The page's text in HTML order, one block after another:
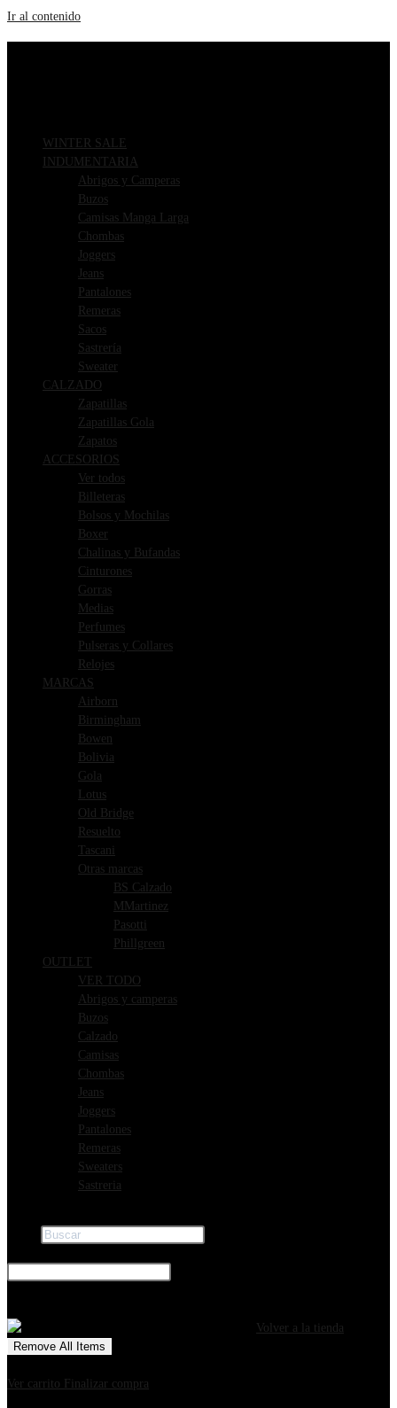
Ir al contenido
WINTER SALE
INDUMENTARIA
Abrigos y Camperas
Buzos
Camisas Manga Larga
Chombas
Joggers
Jeans
Pantalones
Remeras
Sacos
Sastrería
Sweater
CALZADO
Zapatillas
Zapatillas Gola
Zapatos
ACCESORIOS
Ver todos
Billeteras
Bolsos y Mochilas
Boxer
Chalinas y Bufandas
Cinturones
Gorras
Medias
Perfumes
Pulseras y Collares
Relojes
MARCAS
Airborn
Birmingham
Bowen
Bolivia
Gola
Lotus
Old Bridge
Resuelto
Tascani
Otras marcas
BS Calzado
MMartinez
Pasotti
Phillgreen
OUTLET
VER TODO
Abrigos y camperas
Buzos
Calzado
Camisas
Chombas
Jeans
Joggers
Pantalones
Remeras
Sweaters
Sastreria
Volver a la tienda
Remove All Items
Ver carrito
Finalizar compra